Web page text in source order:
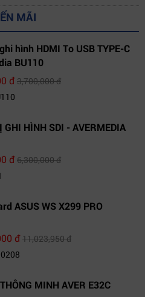
MÃI
hình HDMI To USB TYPE-C
BU110
đ3,700,000 đ
GHI HÌNH SDI - AVERMEDIA
đ6,300,000 đ
ASUS WS X299 PRO
đ11,023,950 đ
MINH AVER E32C